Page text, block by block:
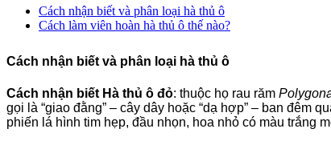
Cách nhận biết và phân loại hà thủ ô
Cách làm viên hoàn hà thủ ô thế nào?
Cách nhận biết và phân loại hà thủ ô
Cách nhận biết Hà thủ ô đỏ: thuộc họ rau răm
gọi là “giao đằng” – cây dây hoặc “dạ hợp” – ban đêm
phiến lá hình tim hẹp, đầu nhọn, hoa nhỏ có màu trắng